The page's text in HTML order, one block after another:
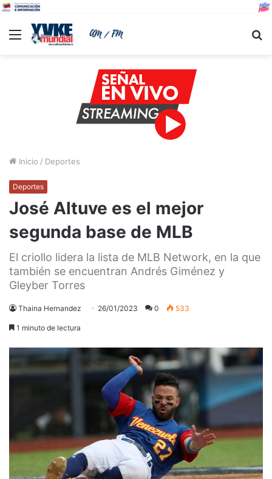
Menu
Inicio / Deportes
Deportes
José Altuve es el mejor
segunda base de MLB
El criollo lidera la lista de MLB Network, en la que
también se encuentran Andrés Giménez y
Gleyber Torres
Thaina Hernandez 26/01/2023 0 533
1 minuto de lectura